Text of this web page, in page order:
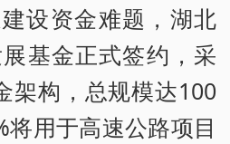
设资金难题，湖北
基金正式签约，采
架构，总规模达100
用于高速公路项目